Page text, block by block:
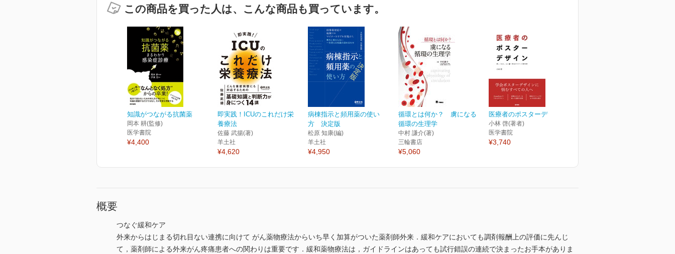
この商品を買った人は、こんな商品も買っています。
知識がつながる抗菌薬
岡本 耕(監修)
医学書院
¥4,400
即実践！ICUのこれだけ栄
養療法
佐藤 武揚(著)
羊土社
¥4,620
病棟指示と頻用薬の使い
方 決定版
松原 知康(編)
羊土社
¥4,950
循環とは何か？ 虜になる
循環の生理学
中村 謙介(著)
三輪書店
¥5,060
医療者のポスターデザイン
小林 啓(著者)
医学書院
¥3,740
概要
つなぐ緩和ケア
外来からはじまる切れ目ない連携に向けて がん薬物療法からいち早く加算がついた薬剤師外来．緩和ケアにおいても調剤報酬上の評価に先んじ
て，薬剤師による外来がん疼痛患者への関わりは重要です．緩和薬物療法は，ガイドラインはあっても試行錯誤の連続で決まったお手本がありま